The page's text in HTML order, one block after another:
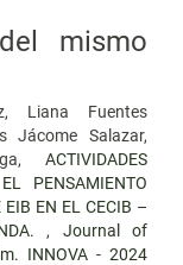
mismo
Liana Fuentes
Jácome Salazar,
ACTIVIDADES
PENSAMIENTO
EN EL CECIB –
, Journal of
INNOVA - 2024